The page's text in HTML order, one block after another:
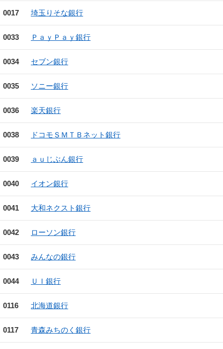
0017 埼玉りそな銀行
0033 ＰａｙＰａｙ銀行
0034 セブン銀行
0035 ソニー銀行
0036 楽天銀行
0038 ドコモＳＭＴＢネット銀行
0039 ａｕじぶん銀行
0040 イオン銀行
0041 大和ネクスト銀行
0042 ローソン銀行
0043 みんなの銀行
0044 ＵＩ銀行
0116 北海道銀行
0117 青森みちのく銀行